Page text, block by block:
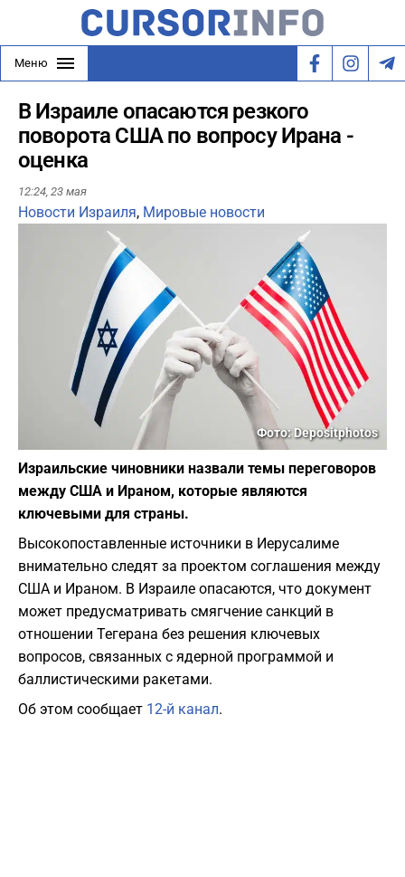
Меню
В Израиле опасаются резкого
поворота США по вопросу Ирана -
оценка
12:24, 23 мая
Новости Израиля, Мировые новости
Фото: Depositphotos
Израильские чиновники назвали темы переговоров
между США и Ираном, которые являются
ключевыми для страны.
Высокопоставленные источники в Иерусалиме
внимательно следят за проектом соглашения между
США и Ираном. В Израиле опасаются, что документ
может предусматривать смягчение санкций в
отношении Тегерана без решения ключевых
вопросов, связанных с ядерной программой и
баллистическими ракетами.
Об этом сообщает 12-й канал.